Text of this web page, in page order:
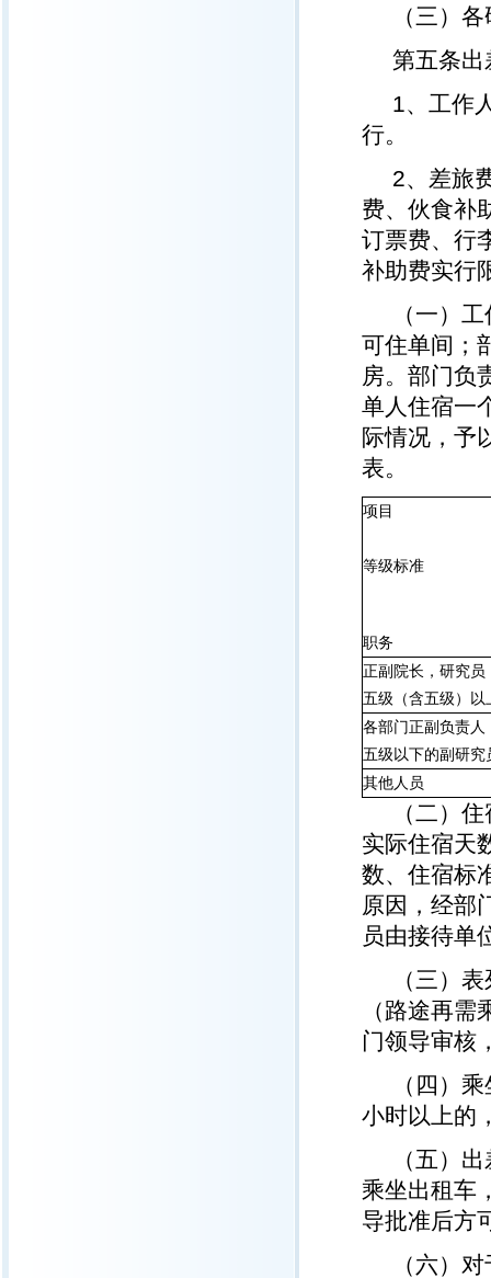
（三）
第五条出
1、工作
行。
2、差旅
费、伙食补
订票费、行
补助费实行
（一）
可住单间；
房。部门负
单人住宿一
际情况，予
表。
项目
等级标准
职务
正副院长，研究员
五级（含五级）以
各部门正副负责人
五级以下的副研究
其他人员
（二）
实际住宿天
数、住宿标
原因，经部
员由接待单
（三）
（路途再
门领导审核
（四）
小时以上的
（五）
乘坐出租车
导批准后方
（六）